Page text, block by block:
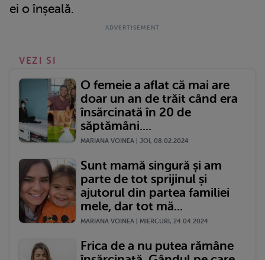
ei o înșeală.
VEZI SI
O femeie a aflat că mai are
doar un an de trăit când era
însărcinată în 20 de
săptămâni....
MARIANA VOINEA | JOI, 08.02.2024
Sunt mamă singură și am
parte de tot sprijinul și
ajutorul din partea familiei
mele, dar tot mă...
MARIANA VOINEA | MIERCURI, 24.04.2024
Frica de a nu putea rămâne